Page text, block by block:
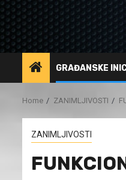
GRAĐANSKE
Home ZANIMLJIVOSTI
ZANIMLJIVOSTI